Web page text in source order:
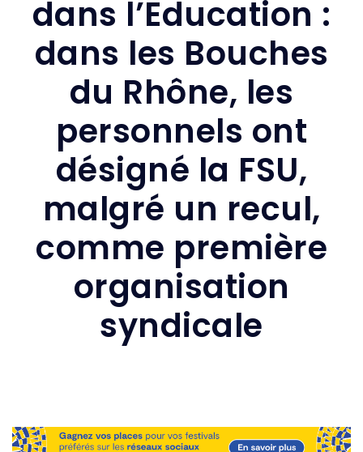
dans l’Education :
dans les Bouches
du Rhône, les
personnels ont
désigné la FSU,
malgré un recul,
comme première
organisation
syndicale